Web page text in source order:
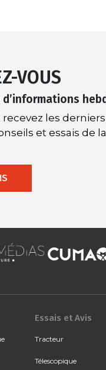
VOUS
les
et essais de
Essais et Avis
Tracteur
Télescopique